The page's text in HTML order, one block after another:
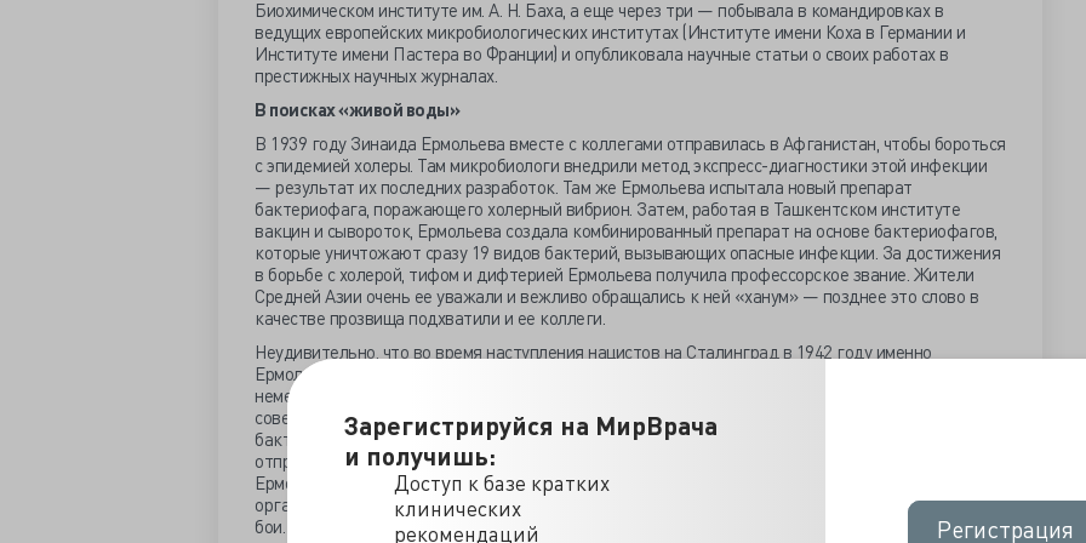
Зарегистрируйся на МирВрача
и получишь:
Доступ к базе кратких
клинических
рекомендаций
Регистрация
Регистрация
Биохимическом институте им. А. Н. Баха, а еще через три — побывала в командировках в
ведущих европейских микробиологических институтах (Институте имени Коха в Германии и
Институте имени Пастера во Франции) и опубликовала научные статьи о своих работах в
престижных научных журналах.
В поисках «живой воды»
В 1939 году Зинаида Ермольева вместе с коллегами отправилась в Афганистан, чтобы бороться
с эпидемией холеры. Там микробиологи внедрили метод экспресс-диагностики этой инфекции
— результат их последних разработок. Там же Ермольева испытала новый препарат
бактериофага, поражающего холерный вибрион. Затем, работая в Ташкентском институте
вакцин и сывороток, Ермольева создала комбинированный препарат на основе бактериофагов,
которые уничтожают сразу 19 видов бактерий, вызывающих опасные инфекции. За достижения
в борьбе с холерой, тифом и дифтерией Ермольева получила профессорское звание. Жители
Средней Азии очень ее уважали и вежливо обращались к ней «ханум» — позднее это слово в
качестве прозвища подхватили и ее коллеги.
Неудивительно, что во время наступления нацистов на Сталинград в 1942 году именно
Ермольеву отправили туда, чтобы предотвратить эпидемию холеры. От инфекции уже страдали
немецкие солдаты, и через загрязненную питьевую воду она легко могла перекинуться на
советских солдат и не успевших эвакуироваться жителей. Количество препарата
бактериофагов, которое можно было бы привезти с собой, было небольшим, и ученые решили
отправить запасы эшелоном. Однако по пути поезд с ценным грузом разбомбили. Зинаиде
Ермольевой и ее коллегам не оставалось ничего, кроме как совершить невозможное:
организовать масштабное производство препарата бактериофагов в городе, за который идут
бои.